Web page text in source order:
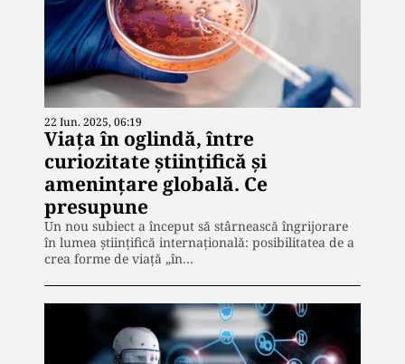
22 Iun. 2025, 06:19
Viața în oglindă, între
curiozitate științifică și
amenințare globală. Ce
presupune
Un nou subiect a început să stârnească îngrijorare
în lumea științifică internațională: posibilitatea de a
crea forme de viață „în…